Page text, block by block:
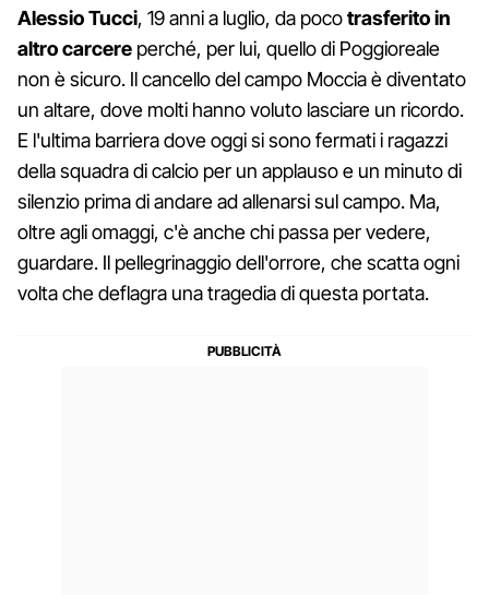
Alessio Tucci, 19 anni a luglio, da pocotrasferito in
altro carcere perché, per lui, quello di Poggioreale
non è sicuro. Il cancello del campo Moccia è diventato
un altare, dove molti hanno voluto lasciare un ricordo.
E l'ultima barriera dove oggi si sono fermati i ragazzi
della squadra di calcio per un applauso e un minuto di
silenzio prima di andare ad allenarsi sul campo. Ma,
oltre agli omaggi, c'è anche chi passa per vedere,
guardare. Il pellegrinaggio dell'orrore, che scatta ogni
volta che deflagra una tragedia di questa portata.